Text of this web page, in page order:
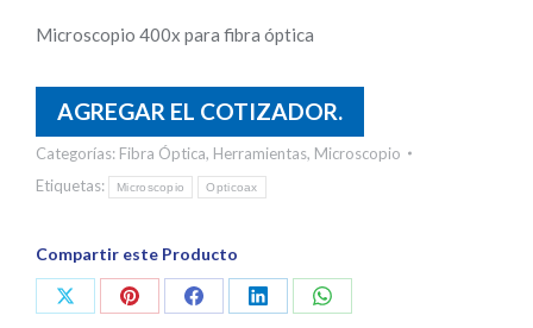
Microscopio 400x para fibra óptica
AGREGAR EL COTIZADOR.
Categorías: Fibra Óptica, Herramientas, Microscopio
Etiquetas:
Microscopio Opticoax
Compartir este Producto
Share
Share
Share
Share
Share